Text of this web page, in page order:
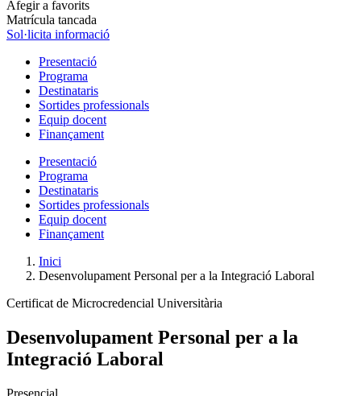
Afegir a favorits
Matrícula tancada
Sol·licita informació
Presentació
Programa
Destinataris
Sortides professionals
Equip docent
Finançament
Presentació
Programa
Destinataris
Sortides professionals
Equip docent
Finançament
Inici
Desenvolupament Personal per a la Integració Laboral
Certificat de Microcredencial Universitària
Desenvolupament Personal per a la
Integració Laboral
Presencial